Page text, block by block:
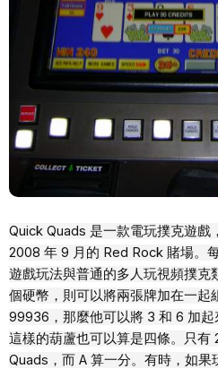
Quick Quads 是一款電玩撲克遊戲
2008 年 9 月的 Red Rock 賭場。
遊戲玩法與普通的多人玩視頻撲克
個硬幣，則可以將兩張牌加在一起
99936，那麼他可以將 3 和 6 加
這樣的葫蘆也可以算是四條。只有
Quads，而 A 算一分。有時，如